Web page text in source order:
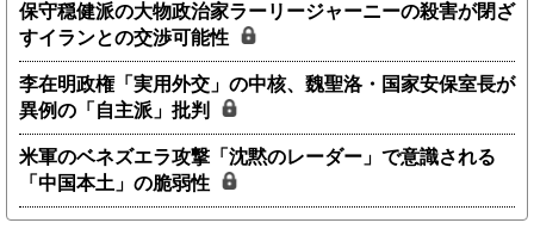
保守穏健派の大物政治家ラーリージャーニーの殺害が閉ざ
すイランとの交渉可能性
李在明政権「実用外交」の中核、魏聖洛・国家安保室長が
異例の「自主派」批判
米軍のベネズエラ攻撃「沈黙のレーダー」で意識される
「中国本土」の脆弱性